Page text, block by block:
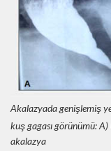
Akalazyada genişlemiş
kuş gagası görünümü:
akalazya